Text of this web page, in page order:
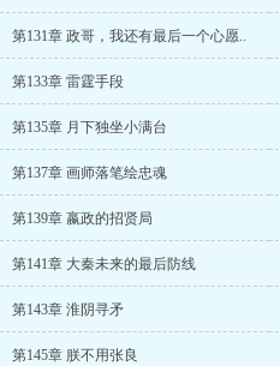
第131章 政哥，我还有最后一个心愿..
第133章 雷霆手段
第135章 月下独坐小满台
第137章 画师落笔绘忠魂
第139章 嬴政的招贤局
第141章 大秦未来的最后防线
第143章 淮阴寻矛
第145章 朕不用张良